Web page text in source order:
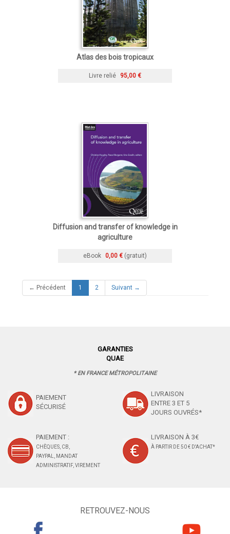
Atlas des bois tropicaux
Livre relié 95,00 €
Diffusion and transfer of knowledge in
agriculture
eBook 0,00 € (gratuit)
← Précédent 1 (current)
2 Suivant →
GARANTIES
QUAE
* EN FRANCE MÉTROPOLITAINE
PAIEMENT
SÉCURISÉ
LIVRAISON
ENTRE 3 ET 5
JOURS OUVRÉS*
PAIEMENT :
CHÈQUES, CB,
PAYPAL, MANDAT
ADMINISTRATIF, VIREMENT
LIVRAISON À 3€
À PARTIR DE 50 € D'ACHAT*
RETROUVEZ-NOUS